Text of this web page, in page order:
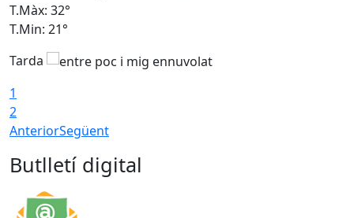
T.Màx: 32°
T.Min: 21°
Tarda
1
2
AnteriorSegüent
Butlletí digital